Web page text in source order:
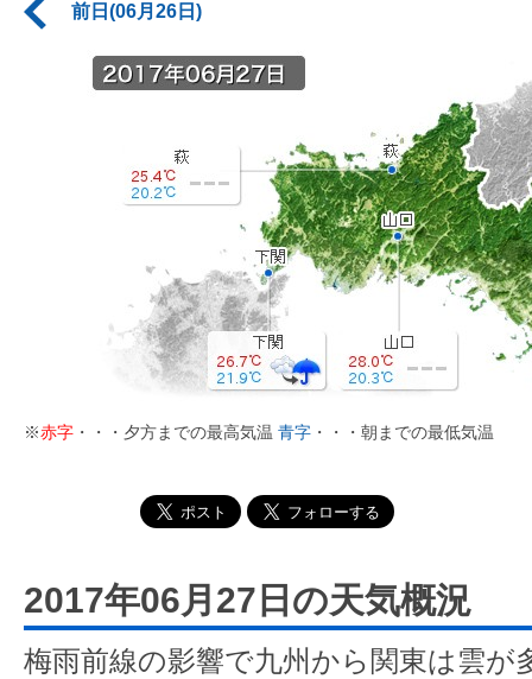
前日(06月26日)
※赤字 ・・・夕方までの最高気温 青字 ・・・朝までの最低気温
2017年06月27日の天気概況
梅雨前線の影響で九州から関東は雲が